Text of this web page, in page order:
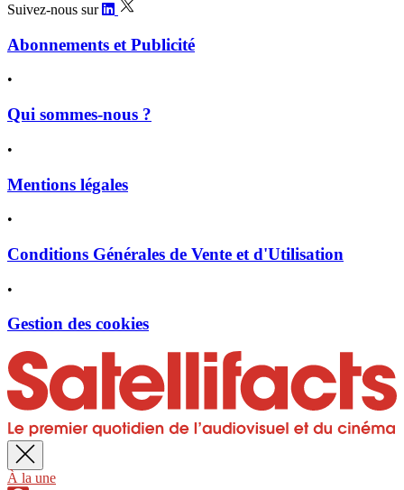
Suivez-nous sur
Abonnements et Publicité
•
Qui sommes-nous ?
•
Mentions légales
•
Conditions Générales de Vente et d'Utilisation
•
Gestion des cookies
À la une